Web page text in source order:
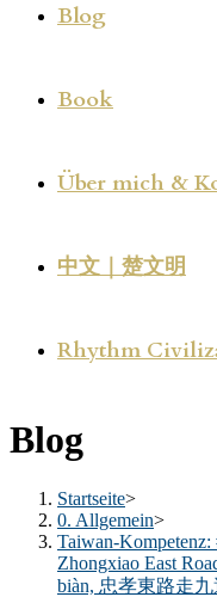
Blog
Book
Über mich &
中文｜楚文明
Rhythm
Blog
Startseite>
0. Allgemein>
Taiwan-Kompetenz:
Zhongxiao East
biàn, 忠孝東路走